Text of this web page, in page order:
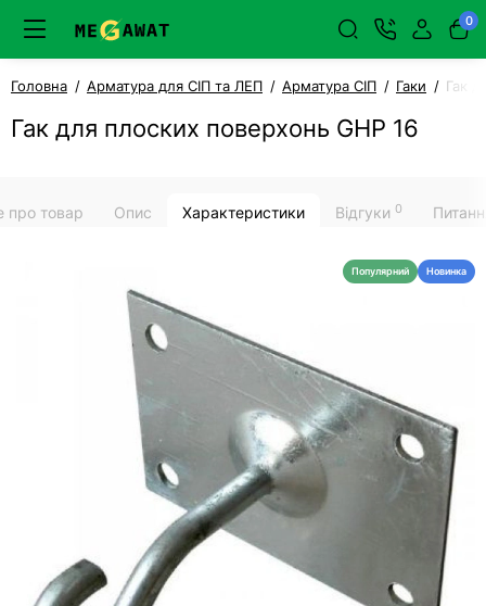
0
Головна Арматура для СІП та ЛЕП Арматура СІП Гаки Гак
Гак для плоских поверхонь GHP 16
про товар Опис Характеристики Відгуки 0
Популярний Новинка